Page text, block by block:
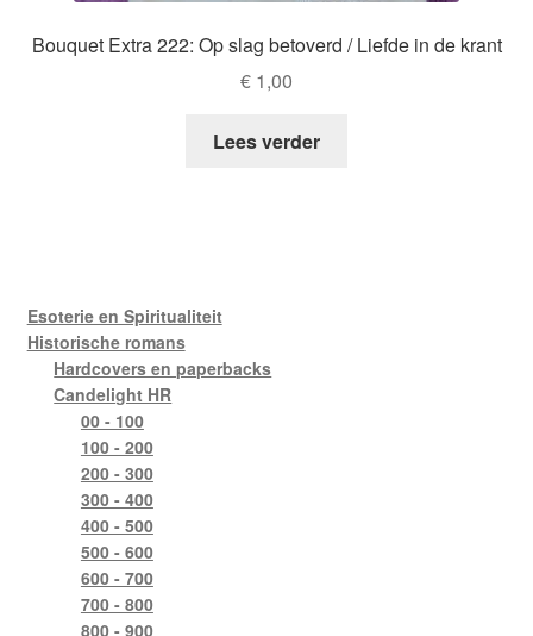
Bouquet Extra 222: Op slag betoverd / Liefde in de krant
€ 1,00
Lees verder
Esoterie en Spiritualiteit
Historische romans
Hardcovers en paperbacks
Candelight HR
00 - 100
100 - 200
200 - 300
300 - 400
400 - 500
500 - 600
600 - 700
700 - 800
800 - 900